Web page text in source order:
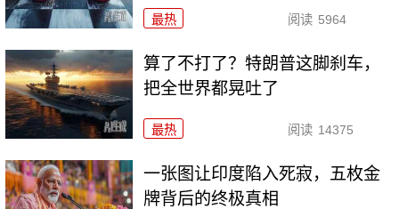
最热 阅读 5964
算了不打了？特朗普这脚刹车，
把全世界都晃吐了
最热 阅读 14375
一张图让印度陷入死寂，五枚金
牌背后的终极真相